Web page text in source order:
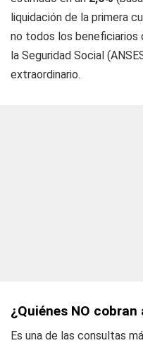
liquidación de la primera
no todos los beneficiarios
la Seguridad Social
extraordinario.
¿Quiénes NO
Es una de las consultas